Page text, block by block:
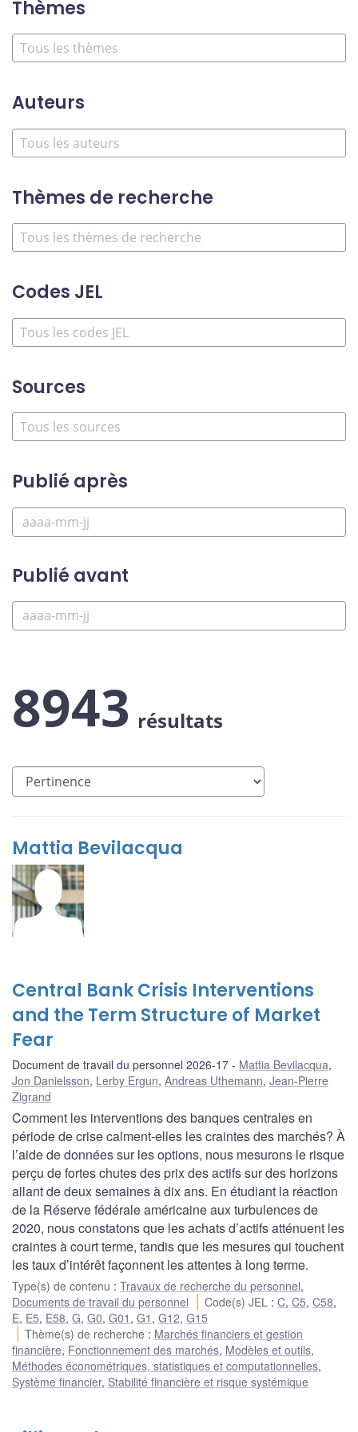
Thèmes
Auteurs
Thèmes de recherche
Codes JEL
Sources
Publié après
Publié avant
8943 résultats
Mattia Bevilacqua
Central Bank Crisis Interventions
and the Term Structure of Market
Fear
Document de travail du personnel 2026-17 Mattia Bevilacqua,
Jon Danielsson, Lerby Ergun, Andreas Uthemann, Jean-Pierre
Zigrand
Comment les interventions des banques centrales en
période de crise calment-elles les craintes des marchés? À
l’aide de données sur les options, nous mesurons le risque
perçu de fortes chutes des prix des actifs sur des horizons
allant de deux semaines à dix ans. En étudiant la réaction
de la Réserve fédérale américaine aux turbulences de
2020, nous constatons que les achats d’actifs atténuent les
craintes à court terme, tandis que les mesures qui touchent
les taux d’intérêt façonnent les attentes à long terme.
Type(s) de contenu : Travaux de recherche du personnel,
Documents de travail du personnel
Code(s) JEL :C,C5,C58,
E, E5, E58, G, G0, G01 , G1 , G12, G15
Thème(s) de recherche : Marchés financiers et gestion
financière, Fonctionnement des marchés, Modèles et outils,
Méthodes économétriques, statistiques et computationnelles,
Système financier, Stabilité financière et risque systémique